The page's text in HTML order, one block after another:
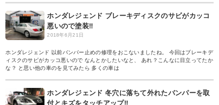
ホンダレジェンド ブレーキディスクのサビがカッコ
悪いので塗装‼︎
2018年6月21日
ホンダレジェンド 以前バンパー止めの修理をおこないましたね。 今回はブレーキデ
ィスクのサビがカッコ悪いので なんとかしたいなと、 あれ？こんなに目立ってたか
な？ と思い他の車のを見てみたら 多くの車は
ホンダレジェンド 冬穴に落ちて外れたバンパーを取
付とキズをタッチアップ‼︎